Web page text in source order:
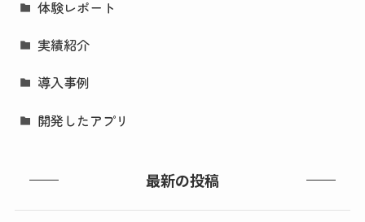
体験レポート
実績紹介
導入事例
開発したアプリ
最新の投稿